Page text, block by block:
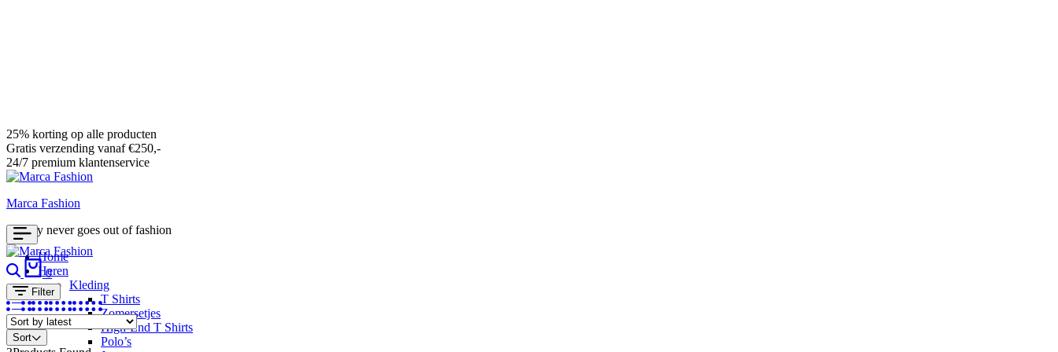
25% korting op alle producten
Gratis verzending vanaf €250,-
24/7 premium klantenservice
Marca Fashion
Luxury never goes out of fashion
Home
Heren
Kleding
T Shirts
Zomersetjes
High-End T Shirts
Polo’s
Search
0
Cart
Filter
Sort